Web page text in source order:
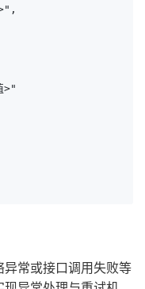
>"
常或接口调用失败等